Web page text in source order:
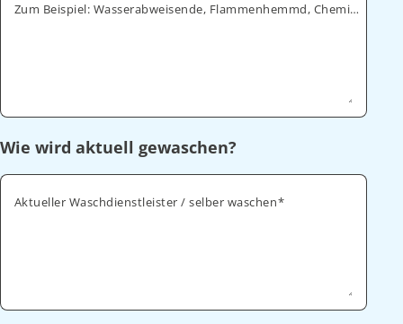
Zum Beispiel: Wasserabweisende, Flammenhemmd, Chemikalienabweisende
Wie wird aktuell gewaschen?
Aktueller Waschdienstleister / selber waschen